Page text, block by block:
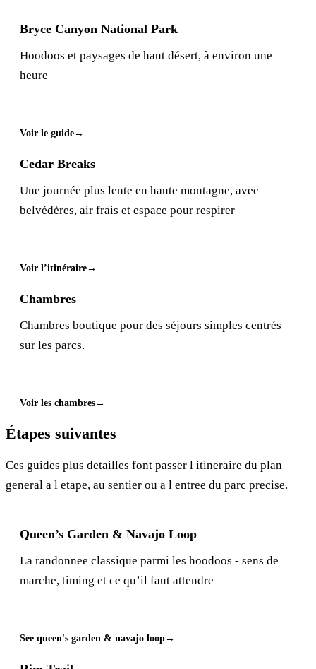
Bryce Canyon National Park
Hoodoos et paysages de haut désert, à environ une
heure
Voir le guide
Cedar Breaks
Une journée plus lente en haute montagne, avec
belvédères, air frais et espace pour respirer
Voir l’itinéraire
Chambres
Chambres boutique pour des séjours simples centrés
sur les parcs.
Voir les chambres
Étapes suivantes
Ces guides plus detailles font passer l itineraire du plan
general a l etape, au sentier ou a l entree du parc precise.
Queen’s Garden & Navajo Loop
La randonnee classique parmi les hoodoos - sens de
marche, timing et ce qu’il faut attendre
See queen's garden & navajo loop